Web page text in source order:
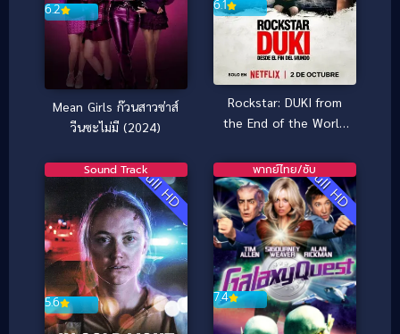
6.2
Mean Girls ก๊วนสาวซ่าส์
วีนซะไม่มี (2024)
6.1
Rockstar: DUKI from
the End of the World
Full HD
5.6
Sound Track Full HD
7.4
พากย์ไทย/ซับ